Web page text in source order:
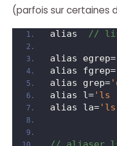
(parfois sur certaines
alias //
alias egrep=
alias fgrep=
alias grep=
alias l='ls
alias la='ls